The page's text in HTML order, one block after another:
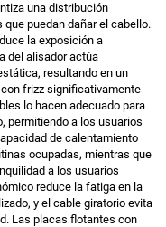
una distribución
puedan dañar el cabello.
la exposición a
del alisador actúa
resultando en un
frizz significativamente
lo hacen adecuado para
permitiendo a los usuarios
de calentamiento
ocupadas, mientras que
a los usuarios
reduce la fatiga en la
y el cable giratorio evita
Las placas flotantes con